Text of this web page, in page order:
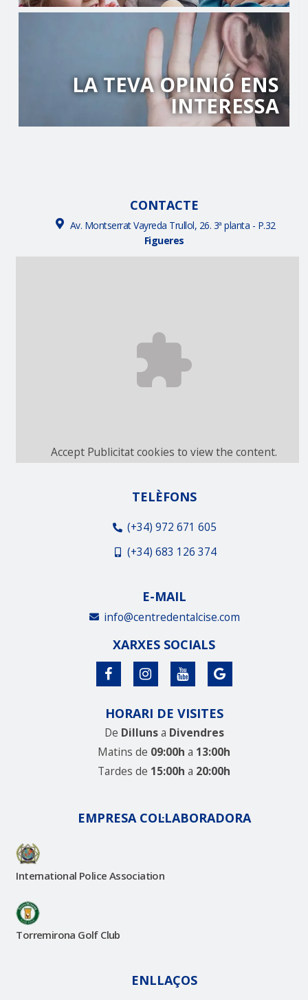
LA TEVA OPINIÓ ENS
INTERESSA
CONTACTE
Av. Montserrat Vayreda Trullol, 26. 3ª planta - P.32
Figueres
Accept Publicitatcookies to view the content.
TELÈFONS
(+34) 972 671 605
(+34) 683 126 374
E-MAIL
info@centredentalcise.com
XARXES SOCIALS
HORARI DE VISITES
De Dillunsa Divendres
Matins de 09:00ha 13:00h
Tardes de 15:00h a 20:00h
EMPRESA COL·LABORADORA
International Police Association
Torremirona Golf Club
ENLLAÇOS